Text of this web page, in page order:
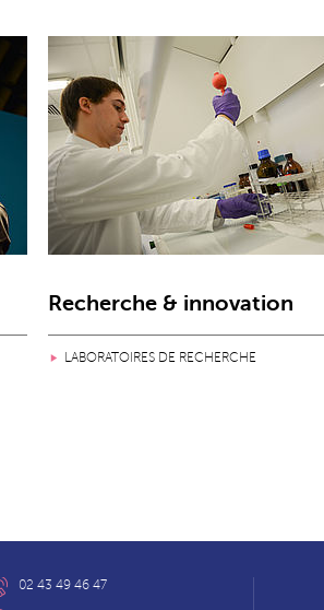
Recherche & innovation
LABORATOIRES DE RECHERCHE
02 43 49 46 47